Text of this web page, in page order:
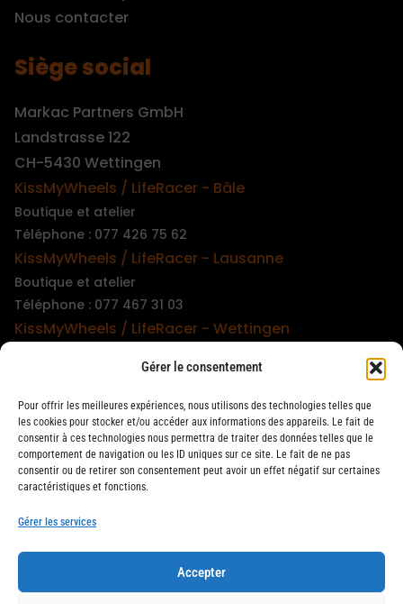
Gérer le consentement
Pour offrir les meilleures expériences, nous utilisons des technologies telles que
les cookies pour stocker et/ou accéder aux informations des appareils. Le fait de
consentir à ces technologies nous permettra de traiter des données telles que le
comportement de navigation ou les ID uniques sur ce site. Le fait de ne pas
consentir ou de retirer son consentement peut avoir un effet négatif sur certaines
caractéristiques et fonctions.
Gérer les services
Accepter
Nous contacter
Siège social
Markac Partners GmbH
Landstrasse 122
CH-5430 Wettingen
KissMyWheels / LifeRacer - Bâle
Boutique et atelier
Téléphone : 077 426 75 62
KissMyWheels / LifeRacer - Lausanne
Boutique et atelier
Téléphone : 077 467 31 03
KissMyWheels / LifeRacer - Wettingen
Téléphone : 079 747 00 36
KissMyWheels / LifeRacer - Zürich Unterstrass
Boutique et atelier
Téléphone : 078 261 06 40
KissMyWheels / LifeRacer - Zürich Wiedikon
Atelier
Téléphone : 044 594 48 87
LifeRacer / KissMyWheels © 2026 Tous droits réservés